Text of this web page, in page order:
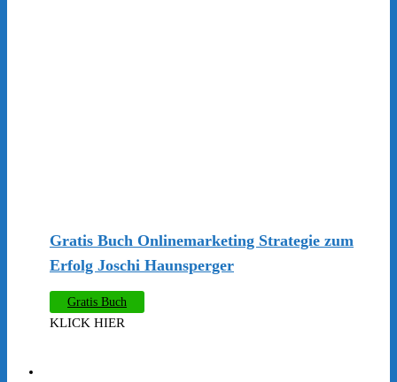
Gratis Buch Onlinemarketing Strategie zum
Erfolg Joschi Haunsperger
Gratis Buch
KLICK HIER